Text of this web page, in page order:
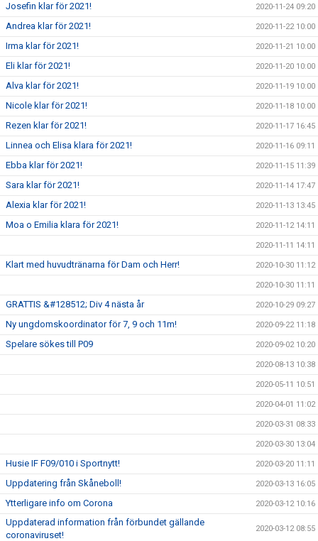
Josefin klar för 2021! 2020-11-24 09:20
Andrea klar för 2021! 2020-11-22 10:00
Irma klar för 2021! 2020-11-21 10:00
Eli klar för 2021! 2020-11-20 10:00
Alva klar för 2021! 2020-11-19 10:00
Nicole klar för 2021! 2020-11-18 10:00
Rezen klar för 2021! 2020-11-17 16:45
Linnea och Elisa klara för 2021! 2020-11-16 09:11
Ebba klar för 2021! 2020-11-15 11:39
Sara klar för 2021! 2020-11-14 17:47
Alexia klar för 2021! 2020-11-13 13:45
Moa o Emilia klara för 2021! 2020-11-12 14:11
2020-11-11 14:11
Klart med huvudtränarna för Dam och Herr! 2020-10-30 11:12
2020-10-30 11:11
GRATTIS &#128512; Div 4 nästa år 2020-10-29 09:27
Ny ungdomskoordinator för 7, 9 och 11m! 2020-09-22 11:18
Spelare sökes till P09 2020-09-02 10:20
2020-08-13 10:38
2020-05-11 10:51
2020-04-01 11:02
2020-03-31 08:33
2020-03-30 13:04
Husie IF F09/010 i Sportnytt! 2020-03-20 11:11
Uppdatering från Skåneboll! 2020-03-13 16:05
Ytterligare info om Corona 2020-03-12 10:16
Uppdaterad information från förbundet gällande
coronaviruset!
2020-03-12 08:55